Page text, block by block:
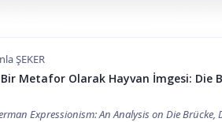
ŞEKER
Metafor Olarak Hayvan İmgesi: Die
Expressionism: An Analysis on Die Brücke,